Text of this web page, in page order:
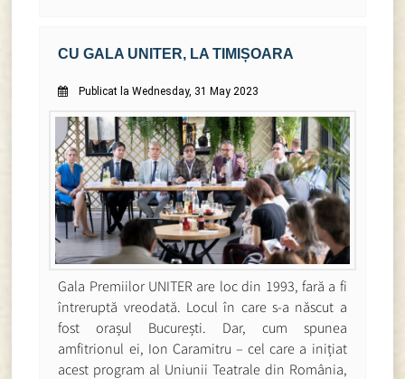
CU GALA UNITER, LA TIMIȘOARA
Publicat la Wednesday, 31 May 2023
Gala Premiilor UNITER are loc din 1993, fară a fi
întreruptă vreodată. Locul în care s-a născut a
fost orașul București. Dar, cum spunea
amfitrionul ei, Ion Caramitru – cel care a inițiat
acest program al Uniunii Teatrale din România,